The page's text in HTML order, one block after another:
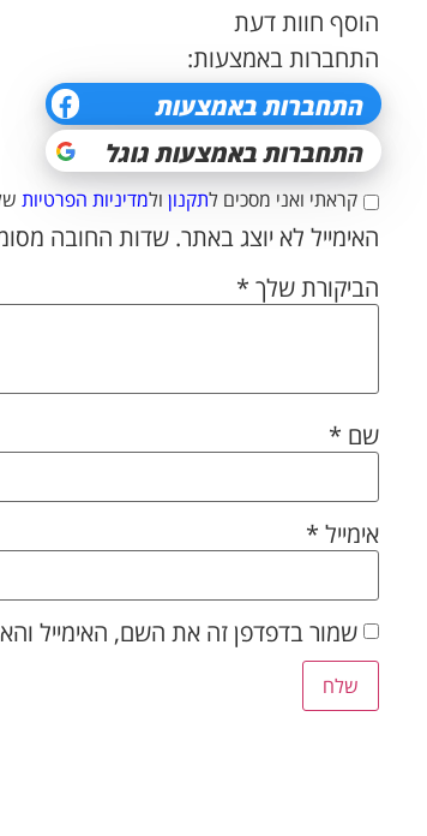
הוסף חוות דעת
התחברות באמצעות:
קראתי ואני מסכים לתקנון ולמדיניות הפרטיות
האימייל לא יוצג באתר. שדות החובה
הביקורת שלך *
שם *
אימייל *
שמור בדפדפן זה את השם, האימייל